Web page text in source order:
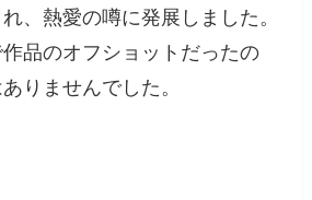
、熱愛の噂に発展しました。
品のオフショットだったの
りませんでした。